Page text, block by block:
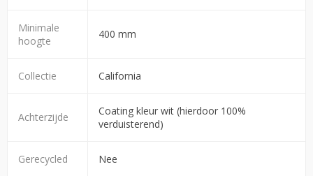
Minimale
hoogte
400 mm
Collectie California
Achterzijde
Coating kleur wit (hierdoor 100%
verduisterend)
Gerecycled Nee